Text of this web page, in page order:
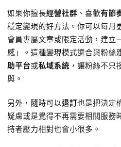
如果你擅長經營社群 、喜歡有節
穩定變現的好方法。你可以每月
會員專屬文章或限定活動，建立
感」。這種變現模式適合與粉絲
助平台或私域系統 ，讓粉絲不只
與。
另外，隨時可以退訂也是把決定
疑慮或是覺得不再需要相關服務
持者壓力相對也會小很多。